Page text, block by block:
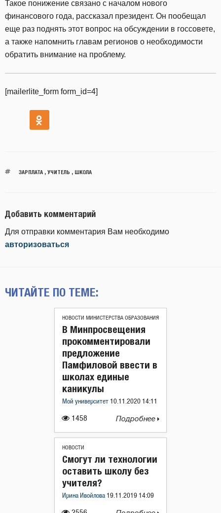
Такое понижение связано с началом нового
финансового года, рассказал президент. Он пообещал
еще раз поднять этот вопрос на обсуждении в госсовете,
а также напомнить главам регионов о необходимости
обратить внимание на проблему.
[mailerlite_form form_id=4]
ЗАРПЛАТА, УЧИТЕЛЬ ШКОЛА
Добавить комментарий
Для отправки комментария Вам необходимо
авторизоваться
ЧИТАЙТЕ ПО ТЕМЕ:
НОВОСТИ МИНИСТЕРСТВА ОБРАЗОВАНИЯ
1458
В Минпросвещения
прокомментировали
предложение
Памфиловой ввести в
школах единые
каникулы
Мой университет 10.11.2020 14:11
Подробнее
НОВОСТИ
Смогут ли технологии
оставить школу без
учителя?
Ирина Ивойлова 19.11.2019 14:09